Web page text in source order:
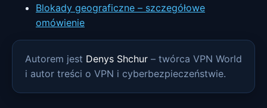
Blokady geograficzne – szczegółowe
omówienie
Autorem jest Denys Shchur– twórca VPN World
i autor treści o VPN i cyberbezpieczeństwie.